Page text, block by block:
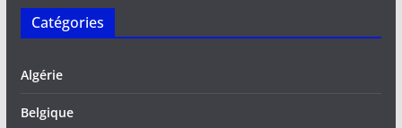
Catégories
Algérie
Belgique